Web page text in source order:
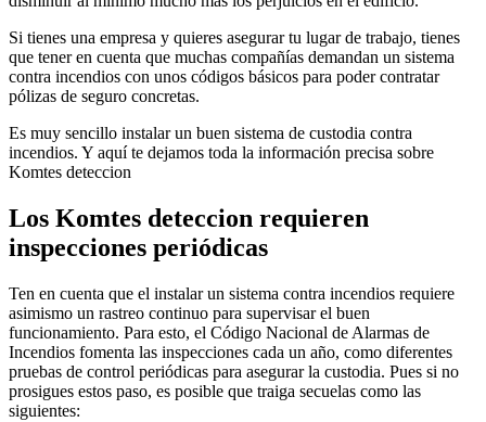
Si tienes una empresa y quieres asegurar tu lugar de trabajo, tienes
que tener en cuenta que muchas compañías demandan un sistema
contra incendios con unos códigos básicos para poder contratar
pólizas de seguro concretas.
Es muy sencillo instalar un buen sistema de custodia contra
incendios. Y aquí te dejamos toda la información precisa sobre
Komtes deteccion
Los Komtes deteccion requieren
inspecciones periódicas
Ten en cuenta que el instalar un sistema contra incendios requiere
asimismo un rastreo continuo para supervisar el buen
funcionamiento. Para esto, el Código Nacional de Alarmas de
Incendios fomenta las inspecciones cada un año, como diferentes
pruebas de control periódicas para asegurar la custodia. Pues si no
prosigues estos paso, es posible que traiga secuelas como las
siguientes: